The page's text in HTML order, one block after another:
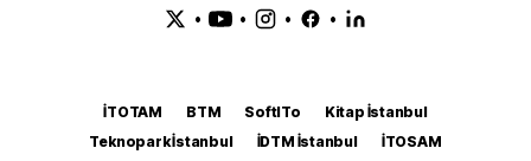
• • • •
İTOTAM BTM SoftITo
Kitap İstanbul
Teknopark İstanbul
İDTM İstanbul
İTOSAM